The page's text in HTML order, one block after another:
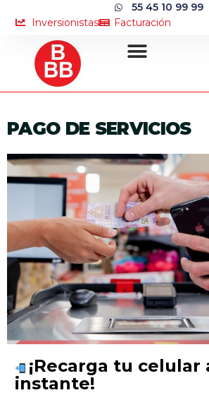
55 45 10 99 99
Inversionistas
Facturación
PAGO DE SERVICIOS
¡Recarga tu celular
instante!